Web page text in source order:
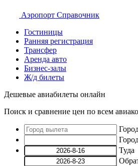
Аэропорт Справочник
Гостиницы
Ранняя регистрация
Трансфер
Аренда авто
Бизнес-залы
Ж/д билеты
Дешевые авиабилеты онлайн
Поиск и сравнение цен по всем
Туда